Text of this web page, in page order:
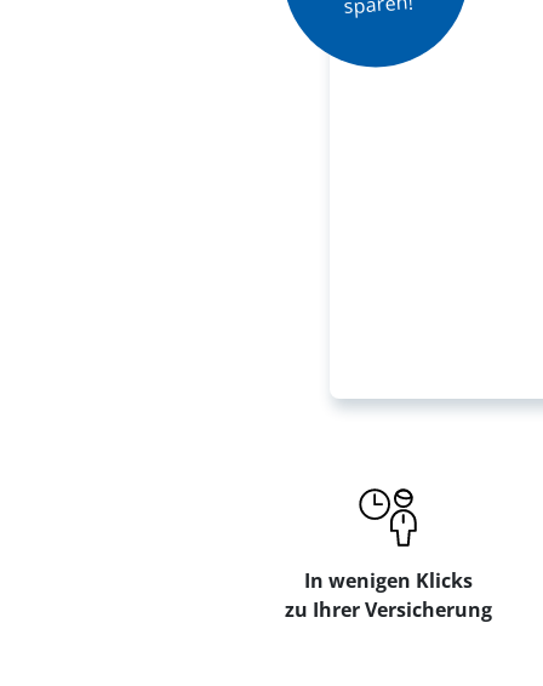
In wenigen Klicks
zu Ihrer Versicherung